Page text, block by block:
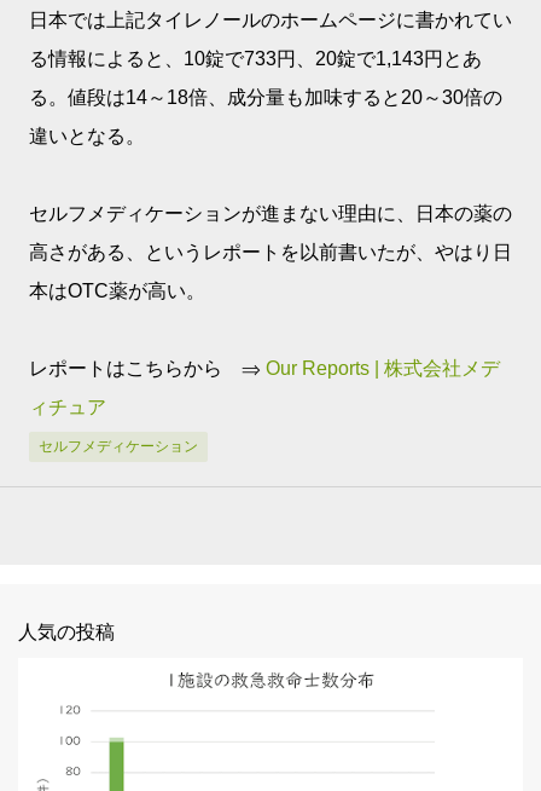
日本では上記タイレノールのホームページに書かれてい
る情報によると、10錠で733円、20錠で1,143円とあ
る。値段は14～18倍、成分量も加味すると20～30倍の
違いとなる。
セルフメディケーションが進まない理由に、日本の薬の
高さがある、というレポートを以前書いたが、やはり日
本はOTC薬が高い。
レポートはこちらから ⇒ Our Reports | 株式会社メデ
ィチュア
セルフメディケーション
人気の投稿